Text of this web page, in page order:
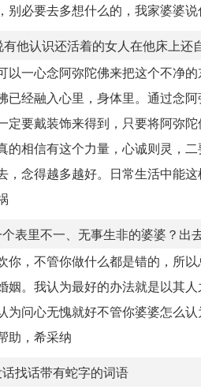
别必要去多想什么的，我家婆婆
他认识还活着的女人在他床上还
以一心念阿弥陀佛来把这个不净
已经融入心里，身体里。通过念
定要戴装饰来得到，只要将阿弥
的相信有这个力量，心诚则灵，
，念得越多越好。日常生活中能
表里不一、无事生非的婆婆？出
你，不管你做什么都是错的，所
姻。我认为最好的办法就是以其
为问心无愧就好不管你婆婆怎么
助，希采纳
找话带有蛇字的词语